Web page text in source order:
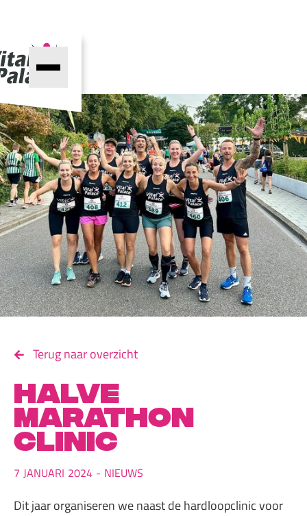
Terug naar overzicht
Halve
marathon
clinic
7 JANUARI 2024 - NIEUWS
Dit jaar organiseren we naast de hardloopclinic voor